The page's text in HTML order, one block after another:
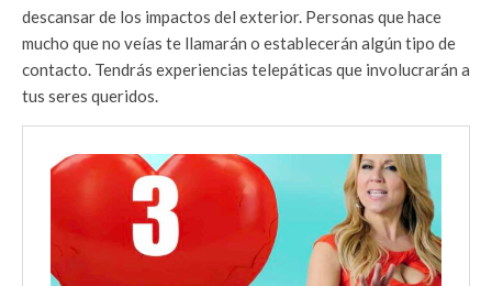
descansar de los impactos del exterior. Personas que hace
mucho que no veías te llamarán o establecerán algún tipo de
contacto. Tendrás experiencias telepáticas que involucrarán a
tus seres queridos.